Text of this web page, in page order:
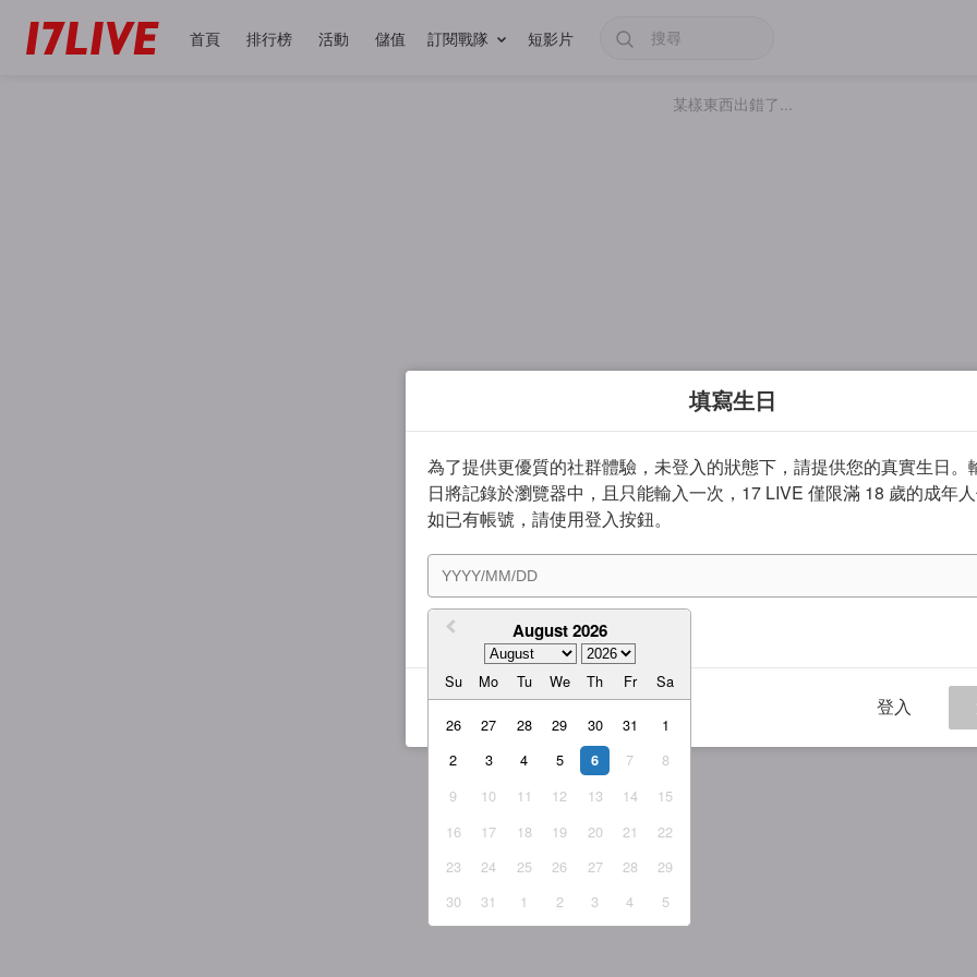
首頁 排行榜 活動 儲值 訂閱戰隊 短影片
某樣東西出錯了...
填寫生日
為了提供更優質的社群體驗，未登入的狀態下，請提供您的真實生日。
日將記錄於瀏覽器中，且只能輸入一次，17 LIVE 僅限滿 18 歲的成年人
如已有帳號，請使用登入按鈕。
August 2026
Su Mo Tu We Th Fr Sa
26 27 28 29 30 31
1
2
3 4 5 6 7
8
9
10 11 12 13 14
15
16
17 18 19 20 21
22
23
24 25 26 27 28
29
30
31 1 2 3 4 5
我同意 服務條款與隱私權政策
登入